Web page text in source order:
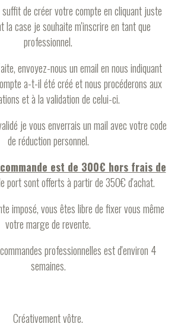
de créer votre compte en cliquant juste
la case je souhaite m'inscrire en tant que
professionnel.
envoyez-nous un email en nous indiquant
a-t-il été créé et nous procéderons aux
et à la validation de celui-ci.
je vous enverrais un mail avec votre code
de réduction personnel.
est de 300€ hors frais de
port sont offerts à partir de 350€ d'achat.
imposé, vous êtes libre de fixer vous même
votre marge de revente.
professionnelles est d'environ 4
semaines.
Créativement vôtre.